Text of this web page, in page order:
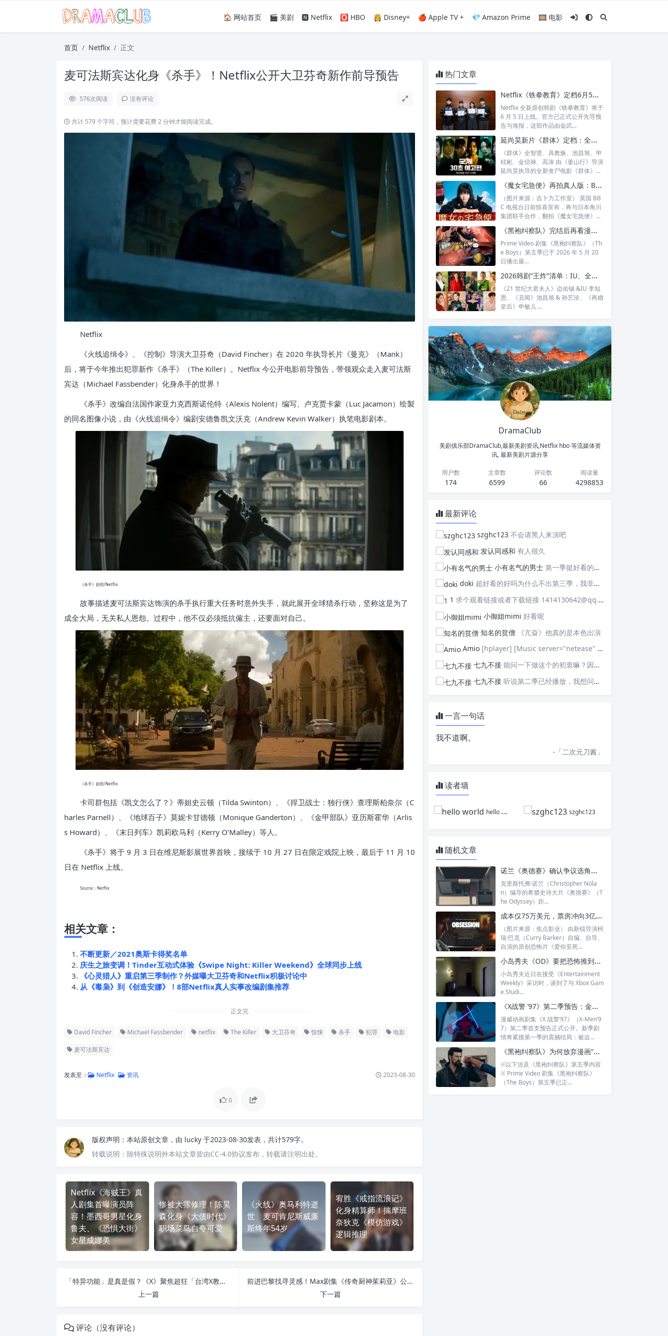
🏠 网站首页 🎬 美剧 🅽 Netflix 🅾️ HBO 👸 Disney+ 🍎 Apple TV + 💎 Amazon Prime 🎞️ 电影
首页 Netflix 正文
麦可法斯宾达化身《杀手》！Netflix公开大卫芬奇新作前导预告
576次阅读 没有评论
共计 579 个字符，预计需要花费 2 分钟才能阅读完成。
Netflix
《火线追缉令》、《控制》导演大卫芬奇（David Fincher）在 2020 年执导长片《曼克》（Mank）
后，将于今年推出犯罪新作《杀手》（The Killer）。Netflix 今公开电影前导预告，带领观众走入麦可法斯
宾达（Michael Fassbender）化身杀手的世界！
《杀手》改编自法国作家亚力克西斯诺伦特（Alexis Nolent）编写、卢克贾卡蒙（Luc Jacamon）绘製
的同名图像小说，由《火线追缉令》编剧安德鲁凯文沃克（Andrew Kevin Walker）执笔电影剧本。
《杀手》剧照/Netflix
故事描述麦可法斯宾达饰演的杀手执行重大任务时意外失手，就此展开全球猎杀行动，坚称这是为了
成全大局，无关私人恩怨。过程中，他不仅必须抵抗僱主，还要面对自己。
《杀手》剧照/Netflix
卡司群包括《凯文怎么了？》蒂妲史云顿（Tilda Swinton）、《捍卫战士：独行侠》查理斯柏奈尔（C
harles Parnell）、《地球百子》莫妮卡甘德顿（Monique Ganderton）、《金甲部队》亚历斯霍华（Arlis
s Howard）、《末日列车》凯莉欧马利（Kerry O’Malley）等人。
《杀手》将于 9 月 3 日在维尼斯影展世界首映，接续于 10 月 27 日在限定戏院上映，最后于 11 月 10
日在 Netflix 上线。
Source：Netflix
相关文章：
不断更新／2021奥斯卡得奖名单
庆生之旅变调！Tinder互动式体验《Swipe Night: Killer Weekend》全球同步上线
《心灵猎人》重启第三季制作？外媒曝大卫芬奇和Netflix积极讨论中
从《毒枭》到《创造安娜》！8部Netflix真人实事改编剧集推荐
正文完
David Fincher Michael Fassbender netflix The Killer 大卫芬奇 惊悚 杀手 犯罪 电影
麦可法斯宾达
发表至： Netflix 资讯 2023-08-30
0
版权声明： 本站原创文章，由 lucky 于2023-08-30发表，共计579字。
转载说明： 除特殊说明外本站文章皆由CC-4.0协议发布，转载请注明出处。
Netflix《海贼王》真
人剧集首曝演员阵
容！墨西哥男星化身
鲁夫、《恐惧大街》
女星成娜美
惨被大霈修理！陈昊
森化身《大债时代》
职场菜鸟自夸可爱
《火线》奥马利特逝
世 麦可肯尼斯威廉
斯终年54岁
宥胜《戒指流浪记》
化身精算师！揣摩班
奈狄克《模仿游戏》
逻辑推理
「特异功能」是真是假？《X》聚焦超狂「台湾X教授」李嗣涔
上一篇
前进巴黎找寻灵感！Max剧集《传奇厨神茱莉亚》公开第二季上线日
下一篇
评论（没有评论）
热门文章
Netflix《铁拳教育》定档6月5日：金武烈、李星民集结出击，这次要用铁腕重整失控校园
Netflix 全新原创韩剧《铁拳教育》将于
6 月 5 日上线。官方已正式公开先导预
告与海报，这部作品由金武...
延尚昊新片《群体》定档：全智贤时隔11年回归大银幕，池昌旭、具教焕联手闯丧尸危机
《群体》全智贤、具教焕、池昌旭、申
铉彬、金信禄、高洙 由《釜山行》导演
延尚昊执导的全新丧尸电影《群体》正
《魔女宅急便》再拍真人版：BBC 联手角川打造“英国版”剧集
（图片来源：吉卜力工作室） 英国 BB
C 电视台日前惊喜宣布，将与日本角川
集团联手合作，翻拍《魔女宅急便》的
《黑袍纠察队》完结后再看漫画结局：护国超人之死，比剧版残酷得多
Prime Video 剧集《黑袍纠察队》（Th
e Boys）第五季已于 2026 年 5 月 20
日播出最...
2026韩剧“王炸”清单：IU、全智贤、宋慧乔领衔回归，30对神仙CP谁最让你心动？
《21 世纪大君夫人》边佑锡 &IU 李知
恩、《丑闻》池昌旭 & 孙艺珍、《再婚
皇后》申敏儿 ...
DramaClub
美剧俱乐部DramaClub,最新美剧资讯,Netflix hbo 等流媒体资
讯, 最新美剧片源分享
用户数
174
文章数
6599
评论数
66
阅读量
4298853
最新评论
szghc123 不会请黑人来演吧
发认同感和 有人很久
小有名气的男士 第一季挺好看的，天天等着更新，应该接着拍第二季，这个剧情拍个四季应该是没有问题的，期待
doki 超好看的好吗为什么不出第三季，我非常喜欢这部剧
1 求个观看链接或者下载链接 1414130642@qq.com
小御姐mimi 好看呢
知名的贫僧
《亢奋》他真的是本色出演
Amio [hplayer] [Music server="netease" id="" type=""/] [/hplayer] 试试
七九不接 能问一下做这个的初衷嘛？因为真的有被触动到
七九不接 听说第二季已经播放，我想问一下国内什么时候会播出
一言一句话
我不道啊。
-「二次元刀酱 」
读者墙
hello world szghc123
随机文章
诺兰《奥德赛》确认争议选角：露皮塔·尼永奥将分饰海伦与她的双胞胎姐妹
克里斯托弗·诺兰（Christopher Nola
n）编导的希腊史诗大片《奥德赛》（T
he Odyssey）距...
成本仅75万美元，票房冲向3亿：《爱你至死不渝》为何成年度恐怖黑马？
（图片来源：焦点影业） 由新锐导演柯
瑞·巴克（Curry Barker）自编、自导、
自演的原创恐怖片《爱你至死...
小岛秀夫《OD》要把恐怖推到极限：怕到玩不下去，也有办法继续
小岛秀夫近日在接受《Entertainment
Weekly》采访时，谈到了与 Xbox Gam
e Studi...
《X战警 ’97》第二季预告：金刚狼失去艾德曼合金后，为何还能惊喜现身？
漫威动画剧集《X 战警’97》（X-Men’9
7）第二季首支预告正式公开。新季剧
情将紧接第一季的震撼结局：被迫...
《黑袍纠察队》为何放弃漫画“玄色”反转？主创：祖国人的罪不该让复制体背锅
※以下涉及《黑袍纠察队》第五季内容
※ Prime Video 剧集《黑袍纠察队》
（The Boys）第五季已正...